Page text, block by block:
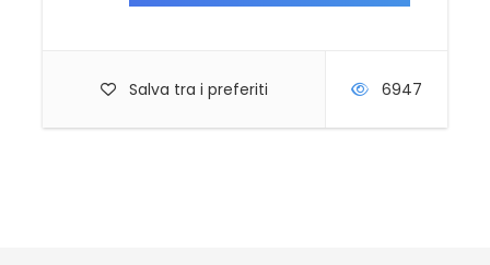
Salva tra i preferiti 6947